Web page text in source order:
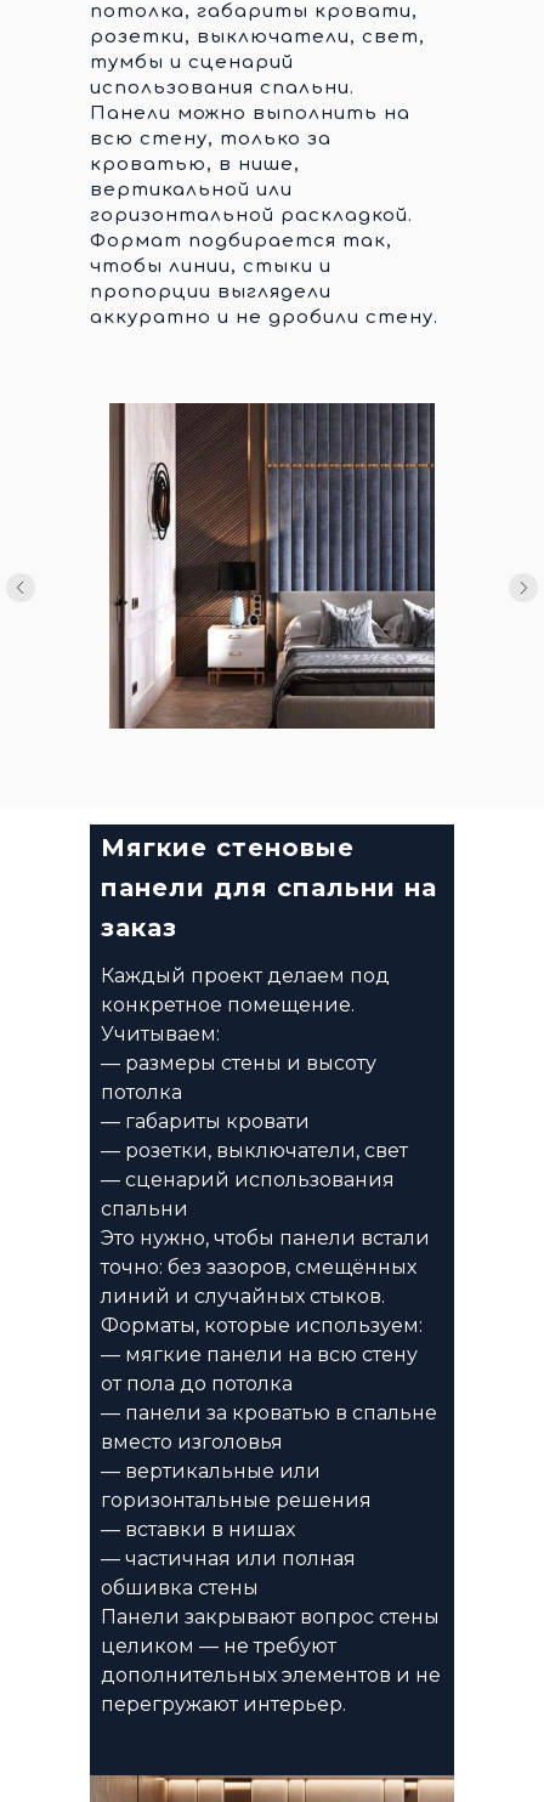
потолка, габариты кровати,
розетки, выключатели, свет,
тумбы и сценарий
использования спальни.
Панели можно выполнить на
всю стену, только за
кроватью, в нише,
вертикальной или
горизонтальной раскладкой.
Формат подбирается так,
чтобы линии, стыки и
пропорции выглядели
аккуратно и не дробили стену.
Каждый проект делаем под
конкретное помещение.
Учитываем:
— размеры стены и высоту
потолка
— габариты кровати
— розетки, выключатели, свет
— сценарий использования
спальни
Это нужно, чтобы панели встали
точно: без зазоров, смещённых
линий и случайных стыков.
Форматы, которые используем:
— мягкие панели на всю стену
от пола до потолка
— панели за кроватью в спальне
вместо изголовья
— вертикальные или
горизонтальные решения
— вставки в нишах
— частичная или полная
обшивка стены
Панели закрывают вопрос стены
целиком — не требуют
дополнительных элементов и не
перегружают интерьер.
Мягкие стеновые
панели для спальни на
заказ